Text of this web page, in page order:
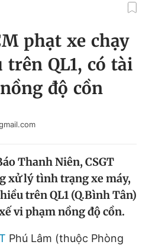
Magazine
phạt xe chạy
trên QL1, có tài
độ cồn
Thanh Niên, CSGT
xử lý tình trạng xe máy,
trên QL1 (Q.Bình Tân)
vi phạm nồng độ cồn.
Phú Lâm (thuộc Phòng